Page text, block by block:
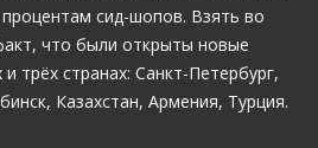
сид-шопов. Взять во
что были открыты новые
трёх странах: Санкт-Петербург,
Казахстан, Армения, Турция.